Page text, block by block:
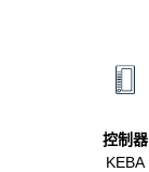
控制器
KEBA